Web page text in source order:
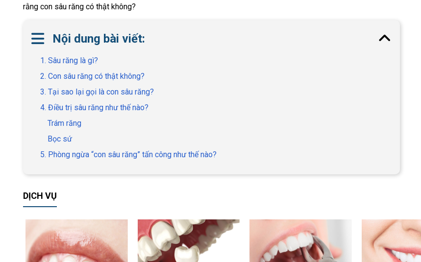
rằng con sâu răng có thật không?
Nội dung bài viết:
1. Sâu răng là gì?
2. Con sâu răng có thật không?
3. Tại sao lại gọi là con sâu răng?
4. Điều trị sâu răng như thế nào?
Trám răng
Bọc sứ
5. Phòng ngừa “con sâu răng” tấn công như thế nào?
DỊCH VỤ